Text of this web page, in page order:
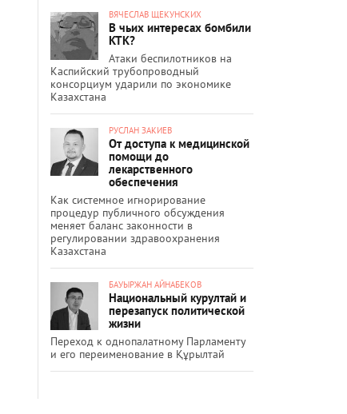
ВЯЧЕСЛАВ ЩЕКУНСКИХ
В чьих интересах бомбили
КТК?
Атаки беспилотников на
Каспийский трубопроводный
консорциум ударили по экономике
Казахстана
РУСЛАН ЗАКИЕВ
От доступа к медицинской
помощи до
лекарственного
обеспечения
Как системное игнорирование
процедур публичного обсуждения
меняет баланс законности в
регулировании здравоохранения
Казахстана
БАУЫРЖАН АЙНАБЕКОВ
Национальный курултай и
перезапуск политической
жизни
Переход к однопалатному Парламенту
и его переименование в Құрылтай